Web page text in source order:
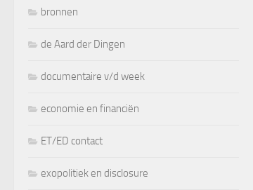
bronnen
de Aard der Dingen
documentaire v/d week
economie en financiën
ET/ED contact
exopolitiek en disclosure